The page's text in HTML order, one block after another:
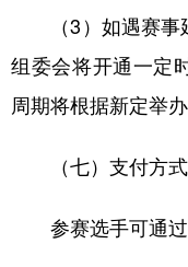
（3）如遇赛事延
组委会将开通一定
周期将根据新定举
（七）支付方式
参赛选手可通过